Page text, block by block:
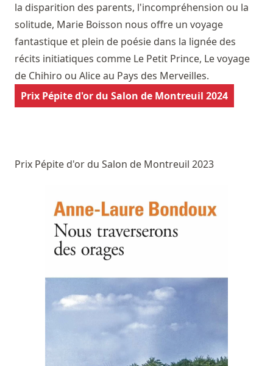
la disparition des parents, l'incompréhension ou la
solitude, Marie Boisson nous offre un voyage
fantastique et plein de poésie dans la lignée des
récits initiatiques comme Le Petit Prince, Le voyage
de Chihiro ou Alice au Pays des Merveilles.
Prix Pépite d'or du Salon de Montreuil 2024
Prix Pépite d'or du Salon de Montreuil 2023